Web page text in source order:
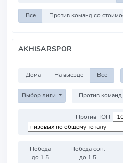
Все
AKHISARSPOR
Дома На выезде Все
Выбор лиги
Против ТОП-
Победа
до 1.5
Победа соп.
до 1.5